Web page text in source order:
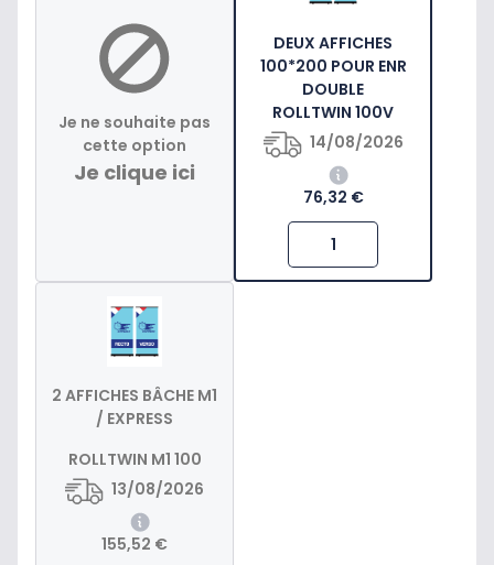
Je ne souhaite pas
cette option
Je clique ici
DEUX AFFICHES
100*200 POUR ENR
DOUBLE
ROLLTWIN 100V
14/08/2026
76,32 €
2 AFFICHES BÂCHE M1
/ EXPRESS
ROLLTWIN M1 100
13/08/2026
155,52 €